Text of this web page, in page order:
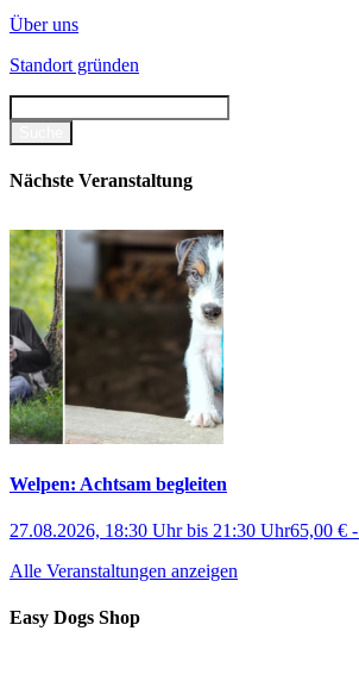
Über uns
Standort gründen
Nächste Veranstaltung
Welpen: Achtsam begleiten
27.08.2026, 18:30 Uhrbis 21:30 Uhr65,00 € -
Alle Veranstaltungen anzeigen
Easy Dogs Shop